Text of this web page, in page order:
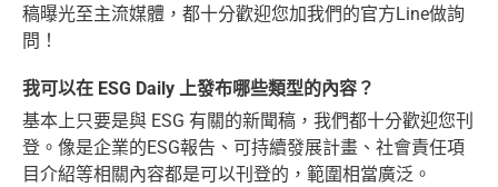
稿曝光至主流媒體，都十分歡迎您加我們的官方Line做詢
問！
我可以在 ESG Daily 上發布哪些類型的內容？
基本上只要是與 ESG 有關的新聞稿，我們都十分歡迎您刊
登。像是企業的ESG報告、可持續發展計畫、社會責任項
目介紹等相關內容都是可以刊登的，範圍相當廣泛。